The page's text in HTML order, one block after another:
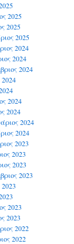
2025
2025
2025
2024
2024
2024
2024
2024
2024
2024
2024
2023
2023
2023
2023
2023
2023
2023
2022
2022